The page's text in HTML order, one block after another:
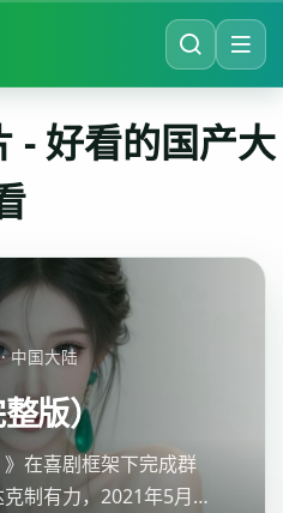
- 好看的国产大
中国大陆
版）
》在喜剧框架下完成群
制有力，2021年5月10